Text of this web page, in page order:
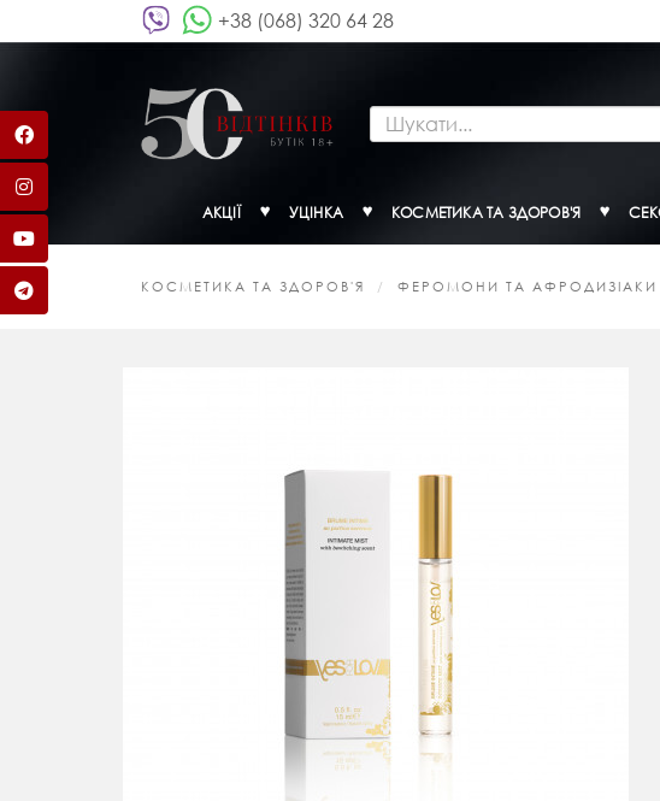
+38 (068) 320 64 28
АКЦІЇ УЦІНКА КОСМЕТИКА ТА ЗДОРОВ'Я
КОСМЕТИКА ТА ЗДОРОВ'Я ФЕРОМОНИ ТА АФРОДИЗІАКИ